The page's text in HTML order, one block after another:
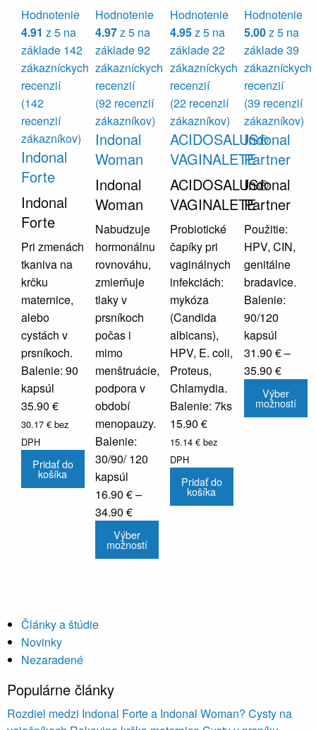
Hodnotenie
4.91 z 5 na
základe 142
zákazníckych
recenzií
(142
recenzií
zákazníkov)
Indonal
Forte
Indonal
Forte
Pri zmenách
tkaniva na
krčku
maternice,
alebo
cystách v
prsníkoch.
Balenie: 90
kapsúl
35.90 €
30.17 € bez
DPH
Pridať do
košíka
Hodnotenie
4.97z 5 na
základe92
zákazníckych
recenzií
(92 recenzií
zákazníkov)
Indonal
Woman
Indonal
Woman
Nabudzuje
hormonálnu
rovnováhu,
zmierňuje
tlaky v
prsníkoch
počas i
mimo
menštruácie,
podpora v
období
menopauzy.
Balenie:
30/90/ 120
kapsúl
16.90€–
34.90€Price
range:
16.90 €
through
Výber
možností
má
stránke
produktu.
Hodnotenie
4.95z 5 na
základe22
zákazníckych
recenzií
(22recenzií
zákazníkov)
ACIDOSALUS®
VAGINALETE
ACIDOSALUS®
VAGINALETE
Probiotické
čapíky pri
vaginálnych
infekciách:
mykóza
(Candida
albicans),
HPV, E. coli,
Proteus,
Chlamydia.
Balenie: 7ks
15.90 €
15.14 €bez
DPH
Pridať do
košíka
Hodnotenie
5.00z 5 na
základe39
zákazníckych
recenzií
(39 recenzií
zákazníkov)
Indonal
Partner
Indonal
Partner
Použitie:
HPV, CIN,
genitálne
bradavice.
Balenie:
90/120
kapsúl
31.90€–
35.90€Price
range:
31.90
Výber
možností
Články a štúdie
Novinky
Nezaradené
Populárne články
Rozdiel medzi Indonal Forte a Indonal Woman? Cysty na